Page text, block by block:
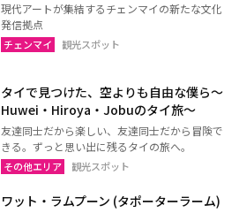
現代アートが集結するチェンマイの新たな文化
発信拠点
チェンマイ 観光スポット
タイで見つけた、空よりも自由な僕ら～
Huwei・Hiroya・Jobuのタイ旅～
友達同士だから楽しい、友達同士だから冒険で
きる。ずっと思い出に残るタイの旅へ。
その他エリア 観光スポット
ワット・ラムプーン (タポーターラーム)